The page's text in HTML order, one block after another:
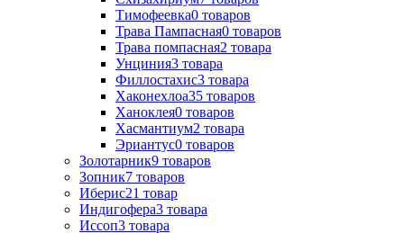
Тимофеевка0 товаров
Трава Пампасная0 товаров
Трава помпасная2 товара
Унциния3 товара
Филлостахис3 товара
Хаконехлоа35 товаров
Ханоклея0 товаров
Хасмантиум2 товара
Эриантус0 товаров
Золотарник9 товаров
Зопник7 товаров
Иберис21 товар
Индигофера3 товара
Иссоп3 товара